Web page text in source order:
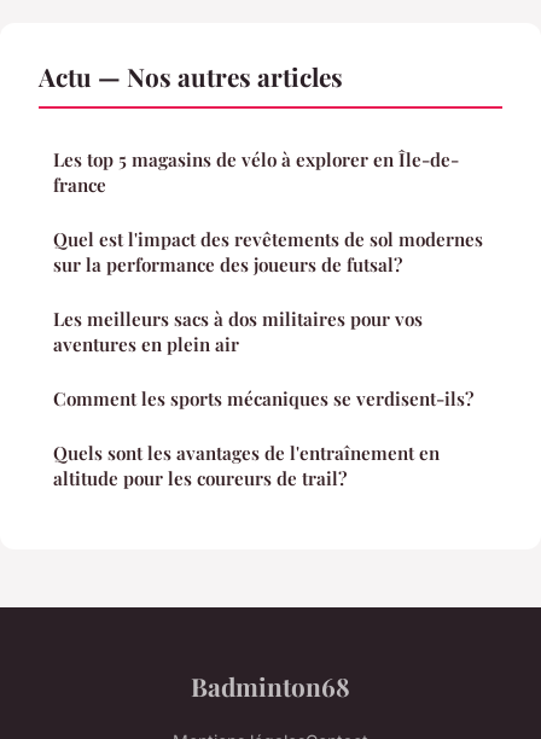
Actu — Nos autres articles
Les top 5 magasins de vélo à explorer en Île-de-
france
Quel est l'impact des revêtements de sol modernes
sur la performance des joueurs de futsal?
Les meilleurs sacs à dos militaires pour vos
aventures en plein air
Comment les sports mécaniques se verdisent-ils?
Quels sont les avantages de l'entraînement en
altitude pour les coureurs de trail?
Badminton68